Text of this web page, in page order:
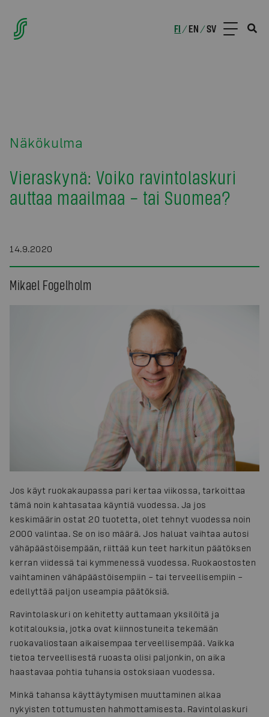
FI /EN /SV
Näkökulma
Vieraskynä: Voiko ravintolaskuri
auttaa maailmaa – tai Suomea?
14.9.2020
Mikael Fogelholm
Jos käyt ruokakaupassa pari kertaa viikossa, tarkoittaa
tämä noin kahtasataa käyntiä vuodessa. Ja jos
keskimäärin ostat 20 tuotetta, olet tehnyt vuodessa noin
2000 valintaa. Se on iso määrä. Jos haluat vaihtaa autosi
vähäpäästöisempään, riittää kun teet harkitun päätöksen
kerran viidessä tai kymmenessä vuodessa. Ruokaostosten
vaihtaminen vähäpäästöisempiin – tai terveellisempiin –
edellyttää paljon useampia päätöksiä.
Ravintolaskuri on kehitetty auttamaan yksilöitä ja
kotitalouksia, jotka ovat kiinnostuneita tekemään
ruokavaliostaan aikaisempaa terveellisempää. Vaikka
tietoa terveellisestä ruoasta olisi paljonkin, on aika
haastavaa pohtia tuhansia ostoksiaan vuodessa.
Minkä tahansa käyttäytymisen muuttaminen alkaa
nykyisten tottumusten hahmottamisesta. Ravintolaskuri